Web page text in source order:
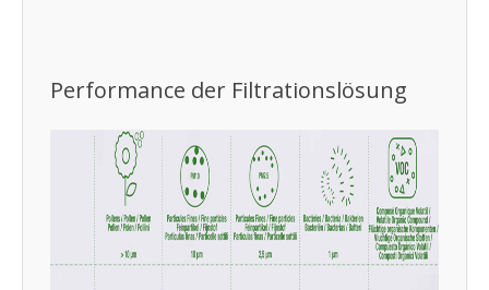
Performance der Filtrationslösung